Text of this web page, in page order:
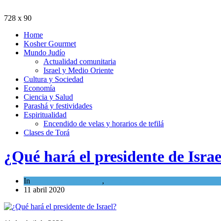
728 x 90
Home
Kosher Gourmet
Mundo Judío
Actualidad comunitaria
Israel y Medio Oriente
Cultura y Sociedad
Economía
Ciencia y Salud
Parashá y festividades
Espiritualidad
Encendido de velas y horarios de tefilá
Clases de Torá
¿Qué hará el presidente de
In ,
11 abril 2020